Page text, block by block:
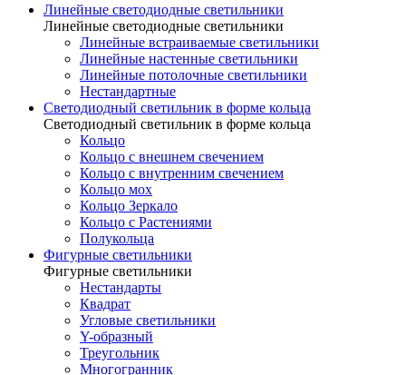
Линейные светодиодные светильники
Линейные светодиодные светильники
Линейные встраиваемые светильники
Линейные настенные светильники
Линейные потолочные светильники
Нестандартные
Светодиодный светильник в форме кольца
Светодиодный светильник в форме кольца
Кольцо
Кольцо с внешнем свечением
Кольцо с внутренним свечением
Кольцо мох
Кольцо Зеркало
Кольцо с Растениями
Полукольца
Фигурные светильники
Фигурные светильники
Нестандарты
Квадрат
Угловые светильники
Y-образный
Треугольник
Многогранник